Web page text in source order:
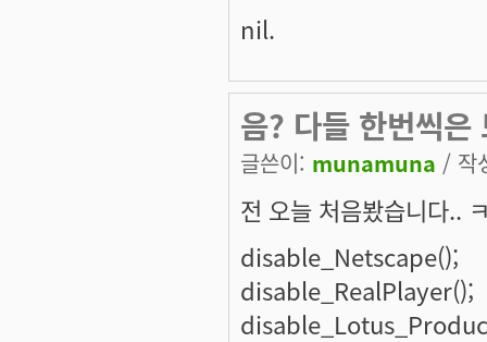
nil.
음? 다들 한번씩
글쓴이: munamuna / 작
전 오늘 처음봤습니다..
disable_Netscape();
disable_RealPlayer();